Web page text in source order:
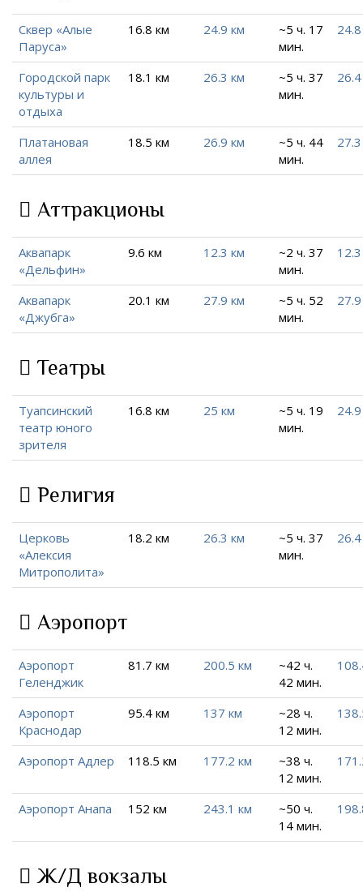
Сквер «Алые
Паруса»
16.8 км 24.9 км
~5 ч. 17
мин.
Городской парк
культуры и
отдыха
18.1 км 26.3 км
~5 ч. 37
мин.
Платановая
аллея
18.5 км 26.9 км
~5 ч. 44
мин.
Аттракционы
Аквапарк
«Дельфин»
9.6 км 12.3 км
~2 ч. 37
мин.
Аквапарк
«Джубга»
20.1 км 27.9 км
~5 ч. 52
мин.
Театры
Туапсинский
театр юного
зрителя
16.8 км 25 км
~5 ч. 19
мин.
Религия
Церковь
«Алексия
Митрополита»
18.2 км 26.3 км
~5 ч. 37
мин.
Аэропорт
Аэропорт
Геленджик
81.7 км 200.5 км
~42 ч.
42 мин.
Аэропорт
Краснодар
95.4 км 137 км
~28 ч.
12 мин.
Аэропорт Адлер 118.5 км 177.2 км
~38 ч.
12 мин.
Аэропорт Анапа 152 км 243.1 км
~50 ч.
14 мин.
Ж/Д вокзалы